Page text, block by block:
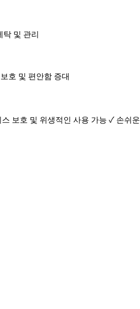
및 관리
호 및 편안함 증대
보호 및 위생적인 사용 가능 ✓ 손쉬